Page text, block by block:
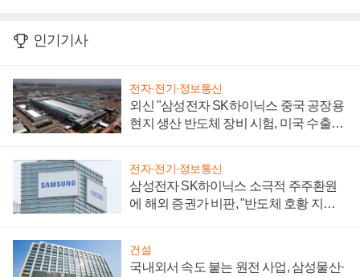
인기기사
전자·전기·정보통신
외신 "삼성전자 SK하이닉스 중국 공장용
현지 생산 반도체 장비 시험, 미국 수출통
전자·전기·정보통신
삼성전자 SK하이닉스 소극적 주주환원
에 해외 증권가 비판, "반도체 호황 지속
건설
국내외서 속도 붙는 원전 사업, 삼성물산·